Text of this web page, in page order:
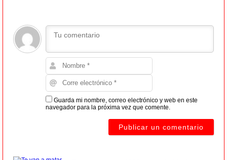
Guarda mi nombre, correo electrónico y web en este
navegador para la próxima vez que comente.